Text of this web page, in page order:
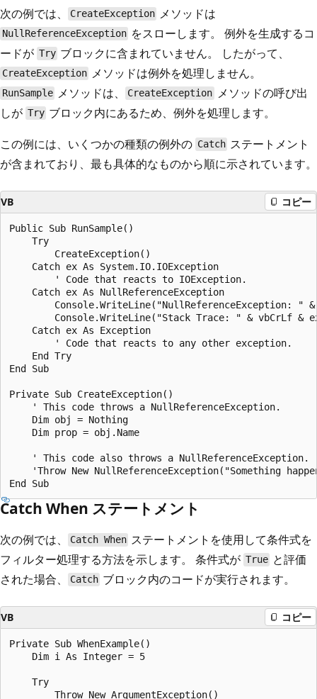
次の例では、 CreateException メソッドは
NullReferenceException をスローします。 例外を生成するコ
ードが Try ブロックに含まれていません。 したがって、
CreateException メソッドは例外を処理しません。
RunSample メソッドは、 CreateException メソッドの呼び出
しが Try ブロック内にあるため、例外を処理します。
この例には、いくつかの種類の例外の Catch ステートメント
が含まれており、最も具体的なものから順に示されています。
VB コピー
Public Sub RunSample()
    Try
        CreateException()
    Catch ex As System.IO.IOException
        ' Code that reacts to IOException.
    Catch ex As NullReferenceException
Console.WriteLine("NullReferenceException: "
Console.WriteLine("Stack Trace: " & vbCrLf &
    Catch ex As Exception
        ' Code that reacts to any other exception.
    End Try
End Sub
Private Sub CreateException()
    ' This code throws a NullReferenceException.
    Dim obj = Nothing
    Dim prop = obj.Name
    ' This code also throws a NullReferenceException.
'Throw New NullReferenceException("Something
Catch When ステートメント
次の例では、 Catch When ステートメントを使用して条件式を
フィルター処理する方法を示します。 条件式が True と評価
された場合、
Catch ブロック内のコードが実行されます。
VB コピー
Private Sub WhenExample()
    Dim i As Integer = 5
    Try
        Throw New ArgumentException()